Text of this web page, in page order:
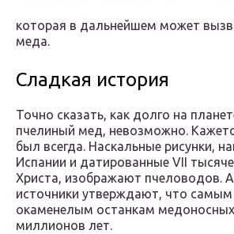
которая в дальнейшем может
меда.
Сладкая история
Точно сказать, как долго на
пчелиный мед, невозможно.
был всегда. Наскальные рисунки,
Испании и датированные VII
Христа, изображают пчеловодов.
источники утверждают, что
окаменелым останкам
миллионов лет.